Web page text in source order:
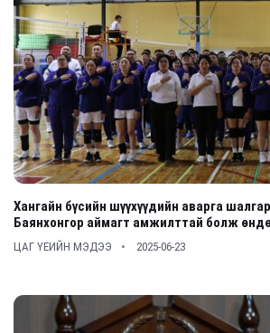
Хангайн бүсийн шүүхүүдийн аварга
Баянхонгор аймагт амжилттай болж
ЦАГ ҮЕИЙН МЭДЭЭ 2025-06-23